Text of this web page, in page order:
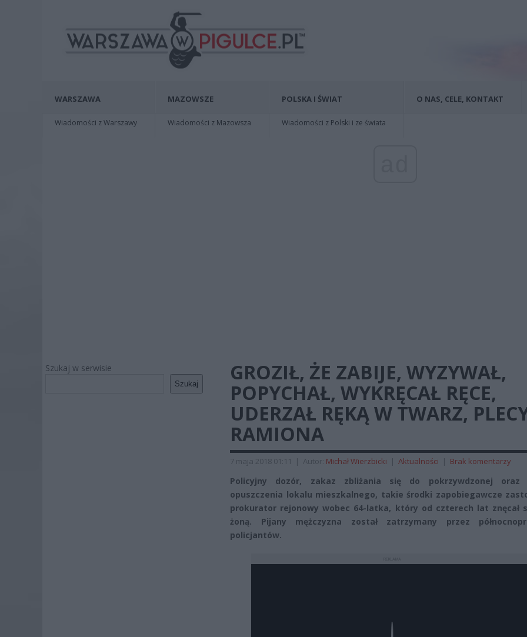
WARSZAWA
Wiadomości z Warszawy
MAZOWSZE
Wiadomości z Mazowsza
POLSKA I ŚWIAT
Wiadomości z Polski i ze świata
O NAS, CELE, KONTAKT
Szukaj w serwisie
Szukaj
GROZIŁ, ŻE ZABIJE, WYZYWAŁ,
POPYCHAŁ, WYKRĘCAŁ RĘCE,
UDERZAŁ RĘKĄ W TWARZ,
RAMIONA
7 maja 2018 01:11 | Autor: Michał Wierzbicki | Aktualności | Brak komentarzy
Policyjny dozór, zakaz zbliżania się do pokrzywdzonej oraz
opuszczenia lokalu mieszkalnego, takie środki zapobiegawcze
prokurator rejonowy wobec 64-latka, który od czterech lat znęcał
żoną. Pijany mężczyzna został zatrzymany przez
policjantów.